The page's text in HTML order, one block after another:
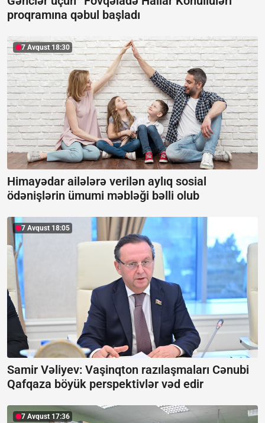
proqramına qəbul başladı
7 Avqust 18:30
Himayədar ailələrə verilən aylıq sosial
ödənişlərin ümumi məbləği bəlli olub
7 Avqust 18:05
Samir Vəliyev: Vaşinqton razılaşmaları Cənubi
Qafqaza böyük perspektivlər vəd edir
7 Avqust 17:36